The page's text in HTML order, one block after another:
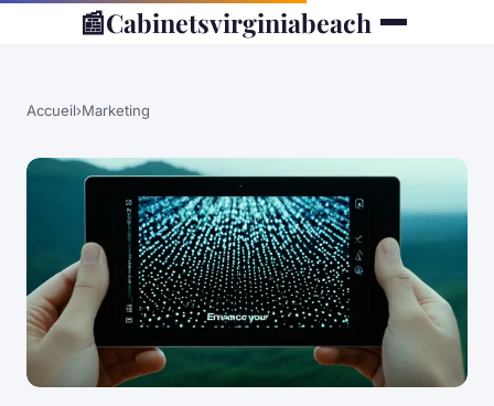
📰Cabinetsvirginiabeach
Accueil›Marketing